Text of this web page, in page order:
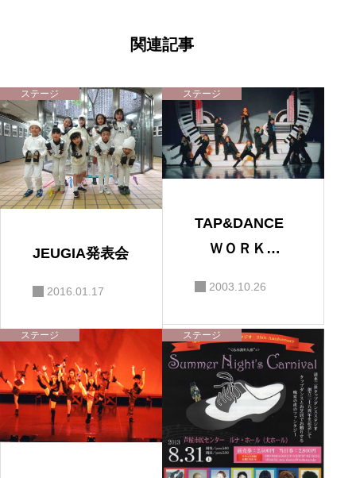
関連記事
ステージ
JEUGIA発表会
2016.01.17
ステージ
TAP&DANCE
ＷＯＲＫＳ
Ｗ ＴＩＭ
Ｅ ２００
３」 ＫＥＥ
Ｐ ＯＮ Ｒ
ＨＹＴＨＭ
ＶＯＬ．１１
2003.10.26
ステージ ステージ